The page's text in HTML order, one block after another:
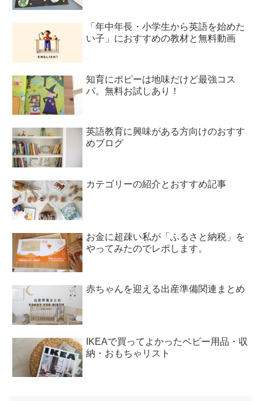
「年中年長・小学生から英語を始めた
い子」におすすめの教材と無料動画
知育にポピーは地味だけど最強コス
パ。無料お試しあり！
英語教育に興味がある方向けのおすす
めブログ
カテゴリーの紹介とおすすめ記事
お金に超疎い私が「ふるさと納税」を
やってみたのでレポします。
赤ちゃんを迎える出産準備関連まとめ
IKEAで買ってよかったベビー用品・収
納・おもちゃリスト